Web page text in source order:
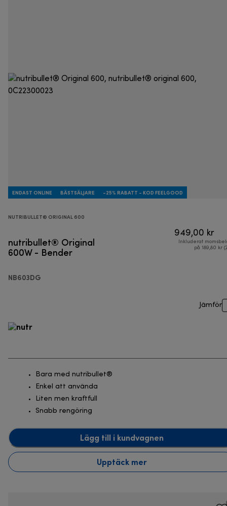
ENDAST ONLINE BÄSTSÄLJARE -25% RABATT - KOD FEELGOOD
NUTRIBULLET® ORIGINAL 600
nutribullet® Original
600W - Bender
NB603DG
949,00 kr
Inkluderat
på 189,80 kr
Jämför
Bara med nutribullet®
Enkel att använda
Liten men kraftfull
Snabb rengöring
Lägg till i kundvagnen
Upptäck mer